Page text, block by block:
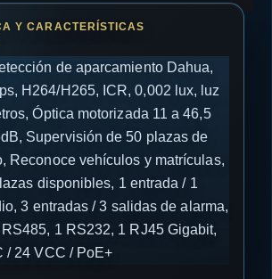
de aparcamiento Dahua,
H264/H265, ICR, 0,002 lux, luz
Óptica motorizada 11 a 46,5
Supervisión de 50 plazas de
Reconoce vehículos y matrículas,
disponibles, 1 entrada / 1
3 entradas / 3 salidas de alarma,
RS485, 1 RS232, 1 RJ45 Gigabit,
/ 24 VCC / PoE+